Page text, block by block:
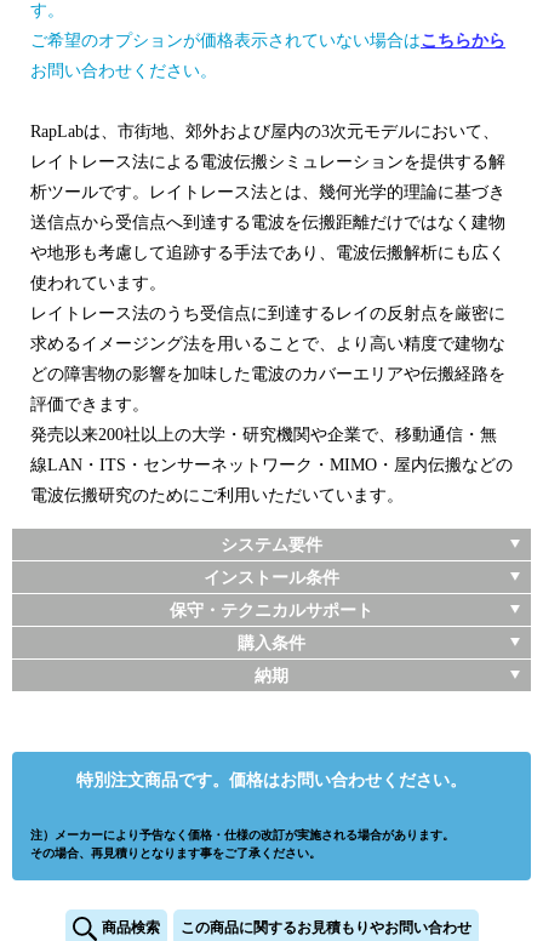
す。
ご希望のオプションが価格表示されていない場合はこちらから
お問い合わせください。
RapLabは、市街地、郊外および屋内の3次元モデルにおいて、
レイトレース法による電波伝搬シミュレーションを提供する解
析ツールです。レイトレース法とは、幾何光学的理論に基づき
送信点から受信点へ到達する電波を伝搬距離だけではなく建物
や地形も考慮して追跡する手法であり、電波伝搬解析にも広く
使われています。
レイトレース法のうち受信点に到達するレイの反射点を厳密に
求めるイメージング法を用いることで、より高い精度で建物な
どの障害物の影響を加味した電波のカバーエリアや伝搬経路を
評価できます。
発売以来200社以上の大学・研究機関や企業で、移動通信・無
線LAN・ITS・センサーネットワーク・MIMO・屋内伝搬などの
電波伝搬研究のためにご利用いただいています。
システム要件
インストール条件
保守・テクニカルサポート
購入条件
納期
特別注文商品です。価格はお問い合わせください。
注）メーカーにより予告なく価格・仕様の改訂が実施される場合があります。
その場合、再見積りとなります事をご了承ください。
商品検索 この商品に関するお見積もりやお問い合わせ